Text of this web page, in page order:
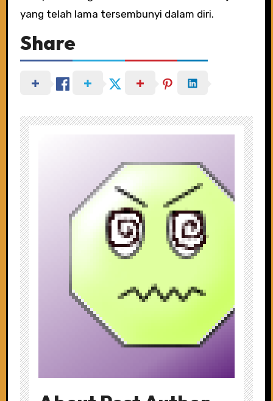
yang telah lama tersembunyi dalam diri.
Share